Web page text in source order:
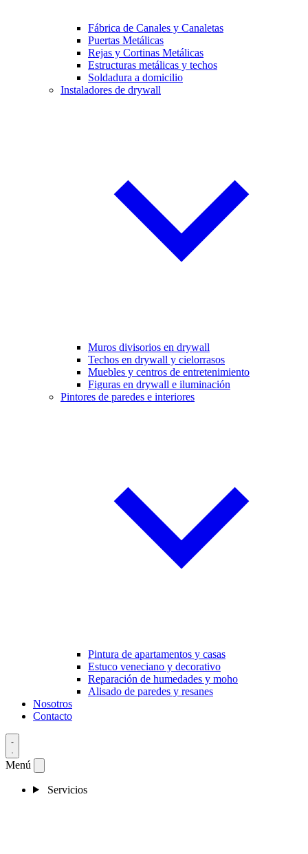
Fábrica de Canales y Canaletas
Puertas Metálicas
Rejas y Cortinas Metálicas
Estructuras metálicas y techos
Soldadura a domicilio
Instaladores de drywall
Muros divisorios en drywall
Techos en drywall y cielorrasos
Muebles y centros de entretenimiento
Figuras en drywall e iluminación
Pintores de paredes e interiores
Pintura de apartamentos y casas
Estuco veneciano y decorativo
Reparación de humedades y moho
Alisado de paredes y resanes
Nosotros
Contacto
Menú
Servicios